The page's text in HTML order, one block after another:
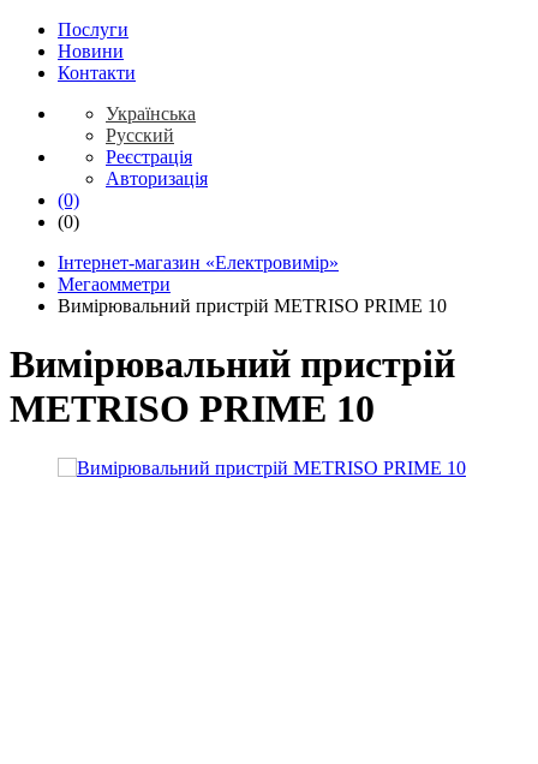
Послуги
Новини
Контакти
Українська
Русский
Реєстрація
Авторизація
(0)
(0)
Інтернет-магазин «Електровимір»
Мегаомметри
Вимірювальний пристрій METRISO PRIME 10
Вимірювальний пристрій
METRISO PRIME 10